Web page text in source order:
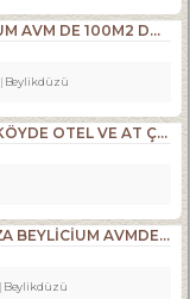
BEYLİKDÜZÜ E5 BEYLİCİUM AVM DE 100M2 DÜKKAN MAĞAZA
Beylikdüzü
İSTANBUL SİLİVRİ ORTAKÖYDE OTEL VE AT ÇİFTLİĞİ TATİL KÖYÜ TESİS
SATILIK DÜKKAN-MAĞAZA BEYLİCİUM AVMDE BEYLİZDÜZÜ E5 KENARI
Beylikdüzü